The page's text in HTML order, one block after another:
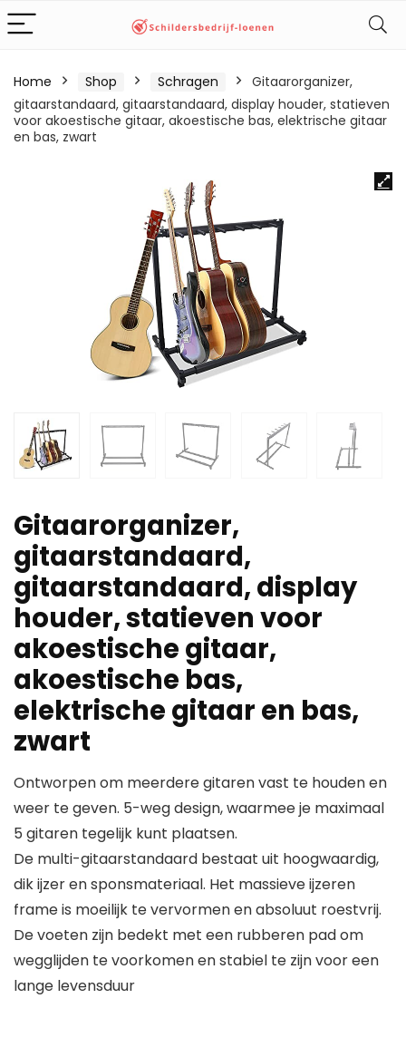
Home Shop Schragen
Gitaarorganizer,
gitaarstandaard, gitaarstandaard, display houder, statieven
voor akoestische gitaar, akoestische bas, elektrische gitaar
en bas, zwart
Gitaarorganizer,
gitaarstandaard,
gitaarstandaard, display
houder, statieven voor
akoestische gitaar,
akoestische bas,
elektrische gitaar en bas,
zwart
Ontworpen om meerdere gitaren vast te houden en
weer te geven. 5-weg design, waarmee je maximaal
5 gitaren tegelijk kunt plaatsen.
De multi-gitaarstandaard bestaat uit hoogwaardig,
dik ijzer en sponsmateriaal. Het massieve ijzeren
frame is moeilijk te vervormen en absoluut roestvrij.
De voeten zijn bedekt met een rubberen pad om
wegglijden te voorkomen en stabiel te zijn voor een
lange levensduur